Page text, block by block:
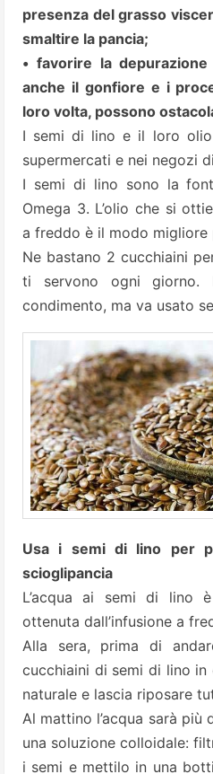
presenza del grasso
smaltire la pancia;
• favorire la depurazione
anche il gonfiore e i
loro volta, possono
I semi di lino e il loro
supermercati e nei negozi
I semi di lino sono la
Omega 3. L’olio che si
a freddo è il modo migliore
Ne bastano 2 cucchiaini
ti servono ogni giorno.
condimento, ma va usato
Usa i semi di lino per
scioglipancia
L’acqua ai semi di lino
ottenuta dall’infusione a
Alla sera, prima di
cucchiaini di semi di lino
naturale e lascia riposare
Al mattino l’acqua sarà più
una soluzione colloidale:
i semi e mettilo in una